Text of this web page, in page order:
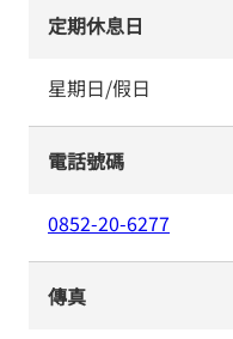
定期休息日
星期日/假日
電話號碼
0852-20-6277
傳真